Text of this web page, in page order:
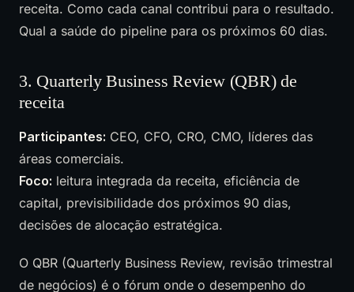
receita. Como cada canal contribui para o resultado.
Qual a saúde do pipeline para os próximos 60 dias.
3. Quarterly Business Review (QBR) de
receita
Participantes: CEO, CFO, CRO, CMO, líderes das
áreas comerciais.
Foco: leitura integrada da receita, eficiência de
capital, previsibilidade dos próximos 90 dias,
decisões de alocação estratégica.
O QBR (Quarterly Business Review, revisão trimestral
de negócios) é o fórum onde o desempenho do